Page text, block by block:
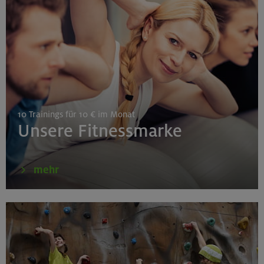
Gilching
30.08./06./13.09.26
Klettertechnik- und Taktikcoaching indoor
München
30.08.26
Schnupperkletterkurs indoor
München
02.09.26
10 Trainings für 10 € im Monat
Unsere Fitnessmarke
mehr